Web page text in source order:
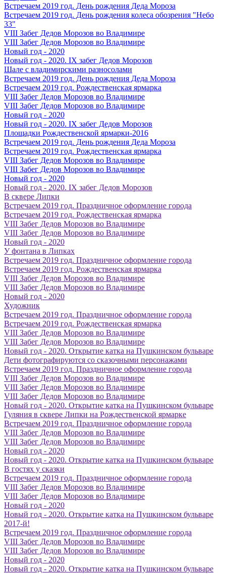
Встречаем 2019 год. День рождения Деда Мороза
Встречаем 2019 год. День рождения колеса обозрения "Небо
33"
VIII Забег Дедов Морозов во Владимире
VIII Забег Дедов Морозов во Владимире
Новый год - 2020
Новый год - 2020. IX забег Дедов Морозов
Шале с владимирскими разносолами
Встречаем 2019 год. День рождения Деда Мороза
Встречаем 2019 год. Рождественская ярмарка
VIII Забег Дедов Морозов во Владимире
VIII Забег Дедов Морозов во Владимире
Новый год - 2020
Новый год - 2020. IX забег Дедов Морозов
Площадки Рождественской ярмарки-2016
Встречаем 2019 год. День рождения Деда Мороза
Встречаем 2019 год. Рождественская ярмарка
VIII Забег Дедов Морозов во Владимире
VIII Забег Дедов Морозов во Владимире
Новый год - 2020
Новый год - 2020. IX забег Дедов Морозов
В сквере Липки
Встречаем 2019 год. Праздничное оформление города
Встречаем 2019 год. Рождественская ярмарка
VIII Забег Дедов Морозов во Владимире
VIII Забег Дедов Морозов во Владимире
Новый год - 2020
У фонтана в Липках
Встречаем 2019 год. Праздничное оформление города
Встречаем 2019 год. Рождественская ярмарка
VIII Забег Дедов Морозов во Владимире
VIII Забег Дедов Морозов во Владимире
Новый год - 2020
Художник
Встречаем 2019 год. Праздничное оформление города
Встречаем 2019 год. Рождественская ярмарка
VIII Забег Дедов Морозов во Владимире
VIII Забег Дедов Морозов во Владимире
Новый год - 2020. Открытие катка на Пушкинском бульваре
Дети фотографируются со сказочными персонажами
Встречаем 2019 год. Праздничное оформление города
VIII Забег Дедов Морозов во Владимире
VIII Забег Дедов Морозов во Владимире
VIII Забег Дедов Морозов во Владимире
Новый год - 2020. Открытие катка на Пушкинском бульваре
Гуляния в сквере Липки на Рождественской ярмарке
Встречаем 2019 год. Праздничное оформление города
VIII Забег Дедов Морозов во Владимире
VIII Забег Дедов Морозов во Владимире
Новый год - 2020
Новый год - 2020. Открытие катка на Пушкинском бульваре
В гостях у сказки
Встречаем 2019 год. Праздничное оформление города
VIII Забег Дедов Морозов во Владимире
VIII Забег Дедов Морозов во Владимире
Новый год - 2020
Новый год - 2020. Открытие катка на Пушкинском бульваре
2017-й!
Встречаем 2019 год. Праздничное оформление города
VIII Забег Дедов Морозов во Владимире
VIII Забег Дедов Морозов во Владимире
Новый год - 2020
Новый год - 2020. Открытие катка на Пушкинском бульваре